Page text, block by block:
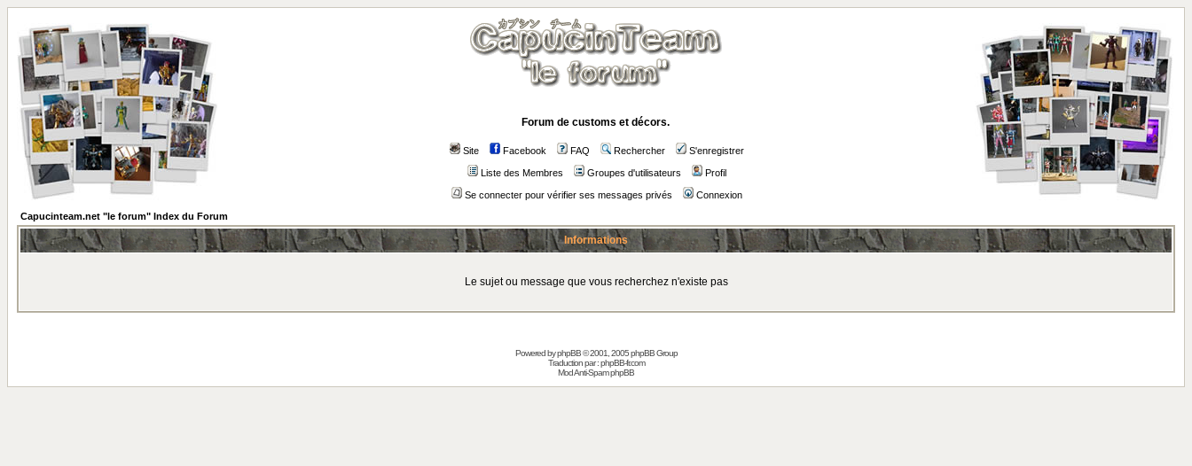
Forum de customs et décors.
Site Facebook FAQ Rechercher S'enregistrer
Liste des Membres Groupes d'utilisateurs Profil
Se connecter pour vérifier ses messages privés
Connexion
Capucinteam.net "le forum" Index du Forum
Informations
Le sujet ou message que vous recherchez n'existe pas
Powered byphpBB© 2001, 2005 phpBB Group
Traduction par :phpBB-fr.com
Mod Anti-Spam phpBB